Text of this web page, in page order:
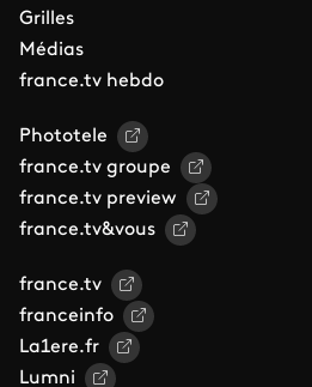
Grilles
Médias
france.tv hebdo
Phototele
france.tv groupe
france.tv preview
france.tv&vous
france.tv
franceinfo
La1ere.fr
Lumni